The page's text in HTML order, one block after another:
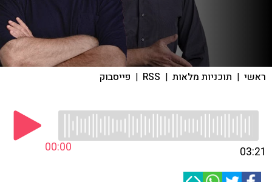
ראשי | תוכניות מלאות |
RSS
| פייסבוק
00:00 03:21